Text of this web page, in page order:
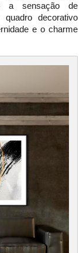
a sensação de
decorativo
e o charme